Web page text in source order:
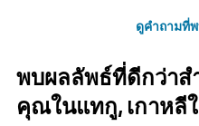
ดูคำถามที่
พบผลลัพธ์ที่ดีกว่าส
คุณในแทกู, เกาหลี